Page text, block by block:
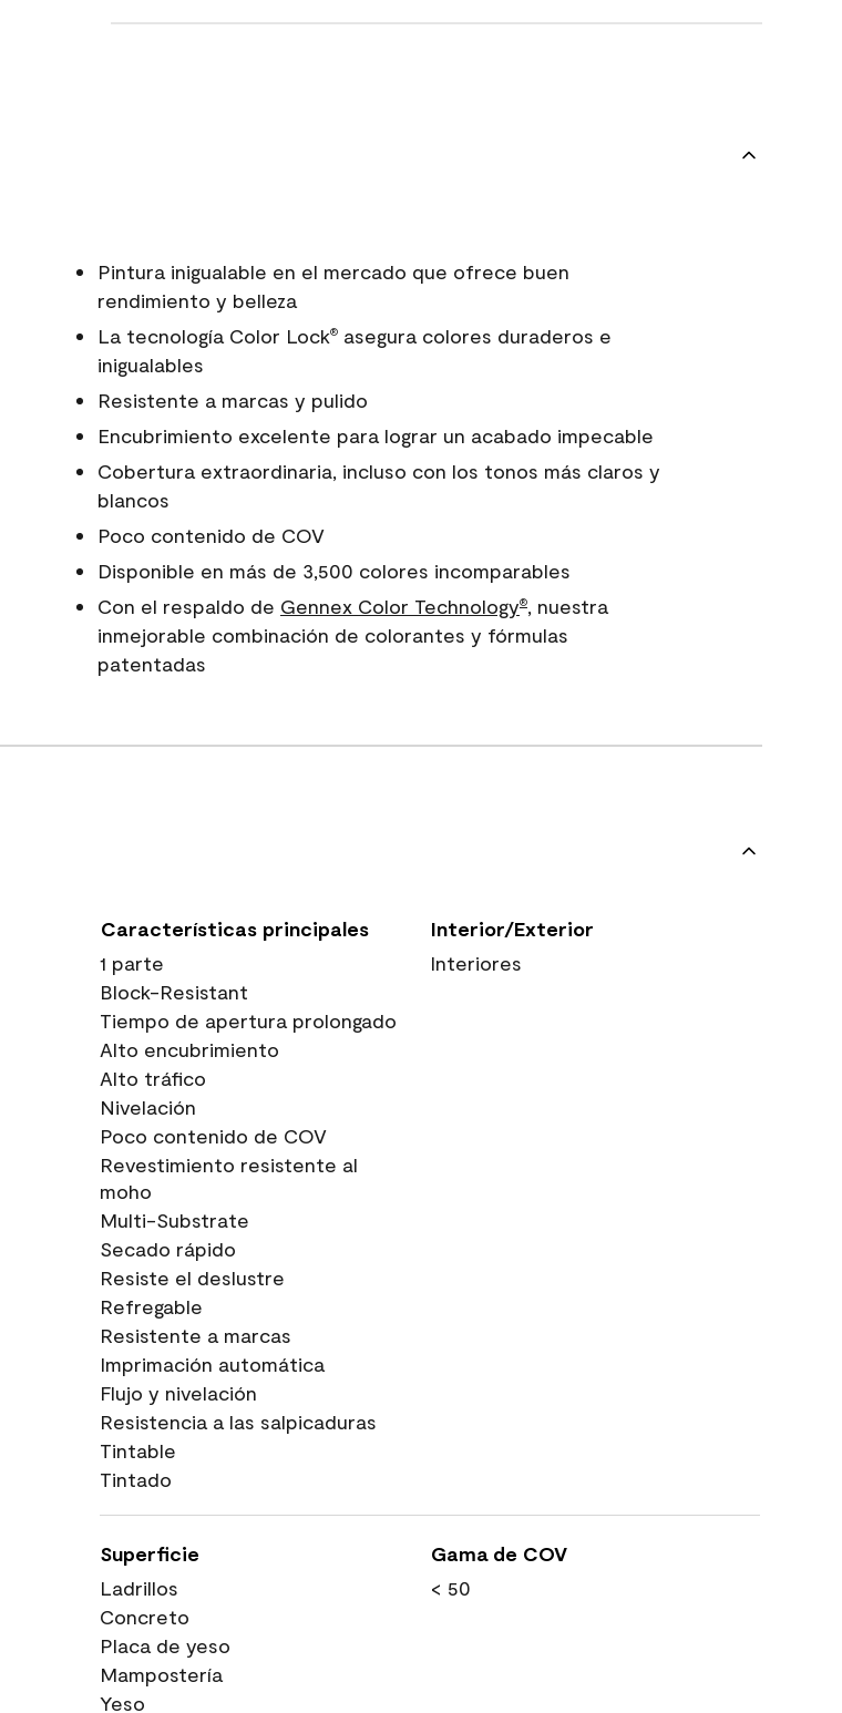
Pintura inigualable en el mercado que ofrece buen
rendimiento y belleza
La tecnología Color Lock®asegura colores duraderos e
inigualables
Resistente a marcas y pulido
Encubrimiento excelente para lograr un acabado impecable
Cobertura extraordinaria, incluso con los tonos más claros y
blancos
Poco contenido de COV
Disponible en más de 3,500 colores incomparables
Con el respaldo de Gennex Color Technology®, nuestra
inmejorable combinación de colorantes y fórmulas
patentadas
Características principales
1 parte
Block-Resistant
Tiempo de apertura prolongado
Alto encubrimiento
Alto tráfico
Nivelación
Poco contenido de COV
Revestimiento resistente al
moho
Multi-Substrate
Secado rápido
Resiste el deslustre
Refregable
Resistente a marcas
Imprimación automática
Flujo y nivelación
Resistencia a las salpicaduras
Tintable
Tintado
Interior/Exterior
Interiores
Superficie
Ladrillos
Concreto
Placa de yeso
Mampostería
Yeso
Gama de COV
< 50